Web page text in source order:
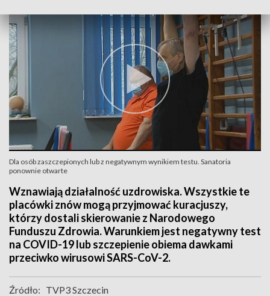
Dla osób zaszczepionych lub z negatywnym wynikiem testu. Sanatoria
ponownie otwarte
Wznawiają działalność uzdrowiska. Wszystkie te
placówki znów mogą przyjmować kuracjuszy,
którzy dostali skierowanie z Narodowego
Funduszu Zdrowia. Warunkiem jest negatywny test
na COVID-19 lub szczepienie obiema dawkami
przeciwko wirusowi SARS-CoV-2.
Źródło: TVP3 Szczecin